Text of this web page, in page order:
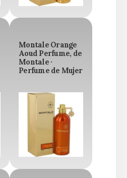
Montale Orange
Aoud Perfume, de
Montale ·
Perfume de Mujer